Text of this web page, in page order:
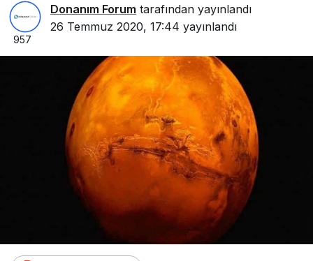
Donanım Forum tarafından yayınlandı
26 Temmuz 2020, 17:44 yayınlandı
957